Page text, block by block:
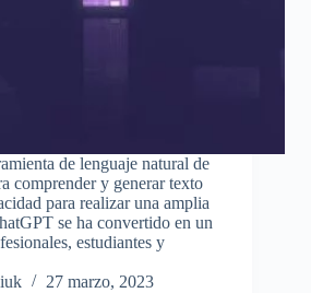
de lenguaje natural de
comprender y generar texto
para realizar una amplia
se ha convertido en un
estudiantes y
27 marzo, 2023